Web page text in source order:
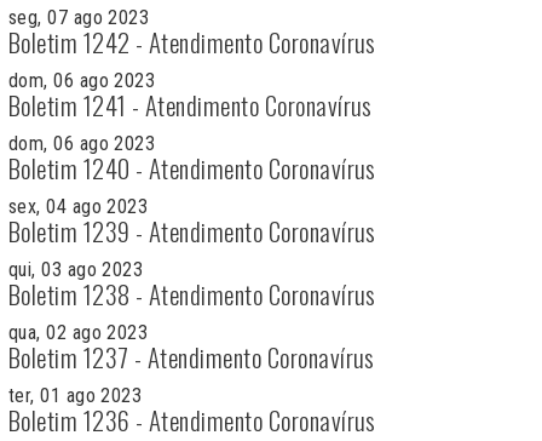
seg, 07 ago 2023
Boletim 1242 - Atendimento Coronavírus
dom, 06 ago 2023
Boletim 1241 - Atendimento Coronavírus
dom, 06 ago 2023
Boletim 1240 - Atendimento Coronavírus
sex, 04 ago 2023
Boletim 1239 - Atendimento Coronavírus
qui, 03 ago 2023
Boletim 1238 - Atendimento Coronavírus
qua, 02 ago 2023
Boletim 1237 - Atendimento Coronavírus
ter, 01 ago 2023
Boletim 1236 - Atendimento Coronavírus